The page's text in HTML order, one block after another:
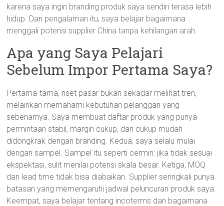
karena saya ingin branding produk saya sendiri terasa lebih
hidup. Dari pengalaman itu, saya belajar bagaimana
menggali potensi supplier China tanpa kehilangan arah.
Apa yang Saya Pelajari
Sebelum Impor Pertama Saya?
Pertama-tama, riset pasar bukan sekadar melihat tren,
melainkan memahami kebutuhan pelanggan yang
sebenarnya. Saya membuat daftar produk yang punya
permintaan stabil, margin cukup, dan cukup mudah
didongkrak dengan branding. Kedua, saya selalu mulai
dengan sampel. Sampel itu seperti cermin: jika tidak sesuai
ekspektasi, sulit menilai potensi skala besar. Ketiga, MOQ
dan lead time tidak bisa diabaikan. Supplier seringkali punya
batasan yang memengaruhi jadwal peluncuran produk saya.
Keempat, saya belajar tentang incoterms dan bagaimana